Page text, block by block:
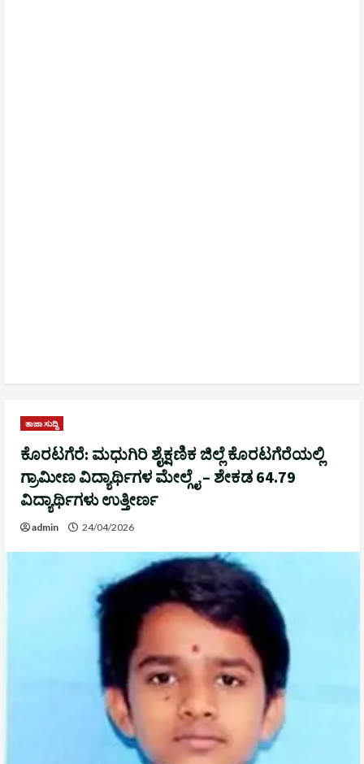
ತಾಜಾ ಸುದ್ದಿ
ಕೊರಟಗೆರೆ: ಮಧುಗಿರಿ ಶೈಕ್ಷಣಿಕ ಜಿಲ್ಲೆ ಕೊರಟಗೆರೆಯಲ್ಲಿ
ಗ್ರಾಮೀಣ ವಿದ್ಯಾರ್ಥಿಗಳ ಮೇಲ್ಗೈ – ಶೇಕಡ 64.79
ವಿದ್ಯಾರ್ಥಿಗಳು ಉತ್ತೀರ್ಣ
admin 24/04/2026